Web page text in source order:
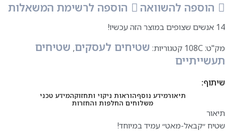
הוספה להשוואה הוספה לרשימת המשאלות
14 אנשים שצופים במוצר הזה עכשיו!
מק"ט:108C קטגוריות: שטיחים לעסקים, שטיחים
תעשייתיים
שיתוף:
תיאורמידע נוסףהוראות ניקוי ותחזוקהמידע טכני
משלוחים החלפות והחזרות
תיאור
שטיח ״קבאל-מאט״ עמיד במיוחד!